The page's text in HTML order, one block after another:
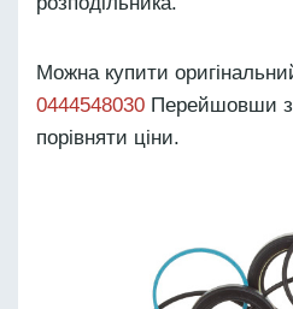
Можна купити
0444548030 Перейшовши
порівняти ціни.